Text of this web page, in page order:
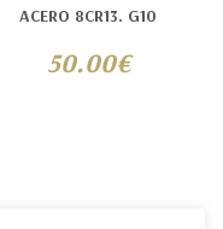
ACERO 8CR13. G10
50.00€